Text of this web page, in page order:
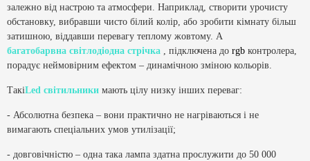
залежно від настрою та атмосфери. Наприклад, створити урочисту
обстановку, вибравши чисто білий колір, або зробити кімнату більш
затишною, віддавши перевагу теплому жовтому. А
багатобарвна світлодіодна стрічка , підключена до rgb контролера,
порадує неймовірним ефектом – динамічною зміною кольорів.
ТакіLed світильники мають цілу низку інших переваг:
- Абсолютна безпека – вони практично не нагріваються і не
вимагають спеціальних умов утилізації;
- довговічністю – одна така лампа здатна прослужити до 50 000